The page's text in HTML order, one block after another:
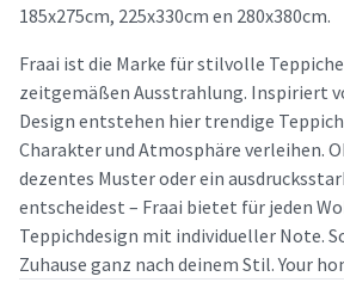
185x275cm, 225x330cm en 280x380cm.
Fraai ist die Marke für stilvolle
zeitgemäßen Ausstrahlung. Inspiriert
Design entstehen hier trendige
Charakter und Atmosphäre verleihen.
dezentes Muster oder ein
entscheidest – Fraai bietet für jeden
Teppichdesign mit individueller Note.
Zuhause ganz nach deinem Stil. Your